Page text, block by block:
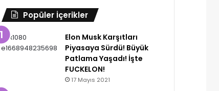
Popüler İçerikler
Elon Musk Karşıtları
Piyasaya Sürdü! Büyük
Patlama Yaşadı! İşte
FUCKELON!
17 Mayıs 2021